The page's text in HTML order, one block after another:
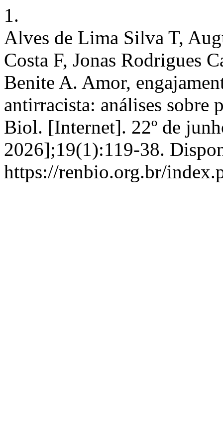
1.
Alves de Lima Silva T,
Costa F, Jonas Rodrigues
Benite A. Amor,
antirracista: análises sobre
Biol. [Internet]. 22º de
2026];19(1):119-38.
https://renbio.org.br/